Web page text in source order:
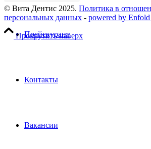
Прейскурант
Контакты
Вакансии
© Вита Дентис 2025. Политика в
персональных данных - powered by Enfold
Прокрутить наверх